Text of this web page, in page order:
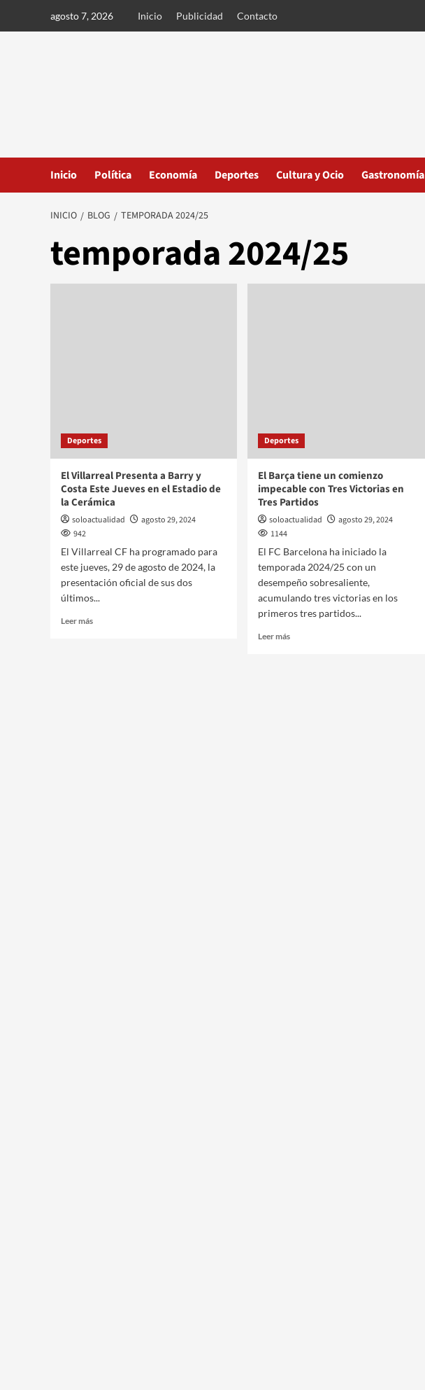
agosto 7, 2026 Inicio Publicidad Contacto
Inicio Política Economía Deportes Cultura y Ocio Gastronomía
INICIO BLOG TEMPORADA 2024/25
temporada 2024/25
Deportes
El Villarreal Presenta a Barry y
Costa Este Jueves en el Estadio de
la Cerámica
soloactualidad
agosto 29, 2024
942
El Villarreal CF ha programado para
este jueves, 29 de agosto de 2024, la
presentación oficial de sus dos
últimos...
Leer más
Deportes
El Barça tiene un comienzo
impecable con Tres Victorias en
Tres Partidos
soloactualidad
agosto 29, 2024
1144
El FC Barcelona ha iniciado la
temporada 2024/25 con un
desempeño sobresaliente,
acumulando tres victorias en los
primeros tres partidos...
Leer más